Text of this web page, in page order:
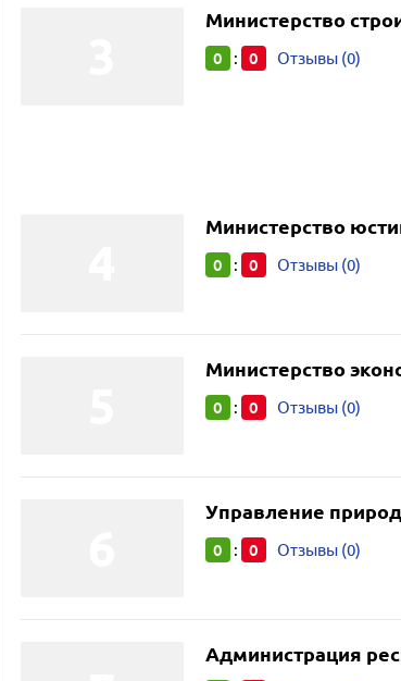
Министерство
0 : 0 Отзывы (0)
Министерство
0 : 0 Отзывы (0)
Министерство
0 : 0 Отзывы (0)
Управление
0 : 0 Отзывы (0)
Администрация